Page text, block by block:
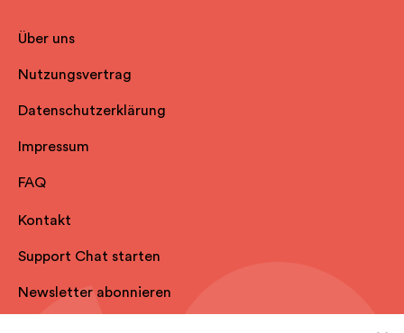
Über uns
Nutzungsvertrag
Datenschutzerklärung
Impressum
FAQ
Kontakt
Support Chat starten
Newsletter abonnieren